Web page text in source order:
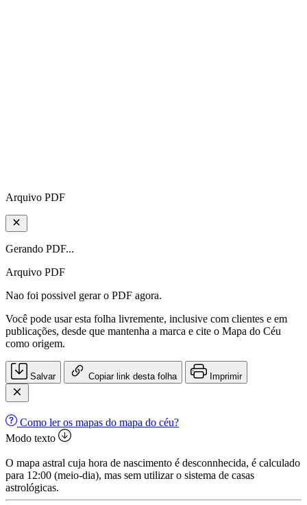
Arquivo PDF
Gerando PDF...
Arquivo PDF
Nao foi possivel gerar o PDF agora.
Você pode usar esta folha livremente, inclusive com clientes e em
publicações, desde que mantenha a marca e cite o Mapa do Céu
como origem.
Salvar Copiar link desta folha Imprimir
Como ler os mapas do mapa do céu?
Modo texto
O mapa astral cuja hora de nascimento é desconnhecida, é calculado
para 12:00 (meio-dia), mas sem utilizar o sistema de casas
astrológicas.